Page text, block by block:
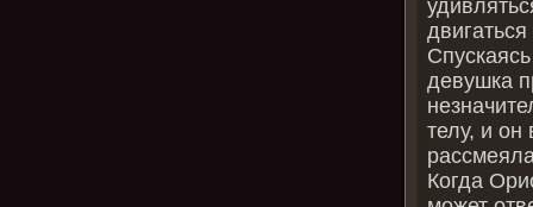
девушка
телу, и
Когда